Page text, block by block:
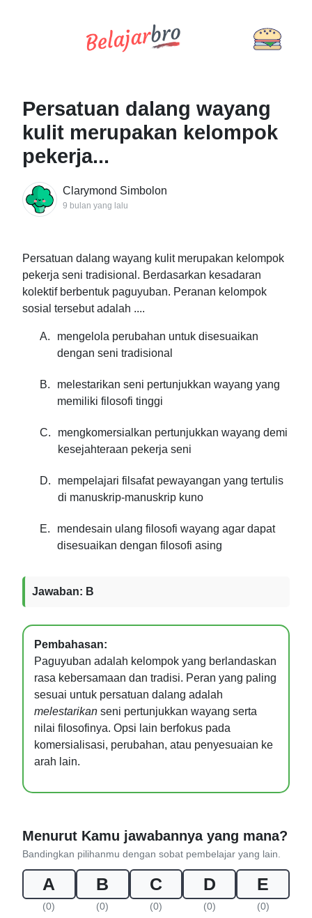
Persatuan dalang wayang
kulit merupakan kelompok
pekerja...
Clarymond Simbolon
9 bulan yang lalu
Persatuan dalang wayang kulit merupakan kelompok
pekerja seni tradisional. Berdasarkan kesadaran
kolektif berbentuk paguyuban. Peranan kelompok
sosial tersebut adalah ....
A.
mengelola perubahan untuk disesuaikan
dengan seni tradisional
B.
melestarikan seni pertunjukkan wayang yang
memiliki filosofi tinggi
C.
mengkomersialkan pertunjukkan wayang demi
kesejahteraan pekerja seni
D.
mempelajari filsafat pewayangan yang tertulis
di manuskrip-manuskrip kuno
E.
mendesain ulang filosofi wayang agar dapat
disesuaikan dengan filosofi asing
Jawaban: B
Pembahasan:
Paguyuban adalah kelompok yang berlandaskan
rasa kebersamaan dan tradisi. Peran yang paling
sesuai untuk persatuan dalang adalah
melestarikan seni pertunjukkan wayang serta
nilai filosofinya. Opsi lain berfokus pada
komersialisasi, perubahan, atau penyesuaian ke
arah lain.
Menurut Kamu jawabannya yang mana?
Bandingkan pilihanmu dengan sobat pembelajar yang lain.
A
(0)
B
(0)
C
(0)
D
(0)
E
(0)